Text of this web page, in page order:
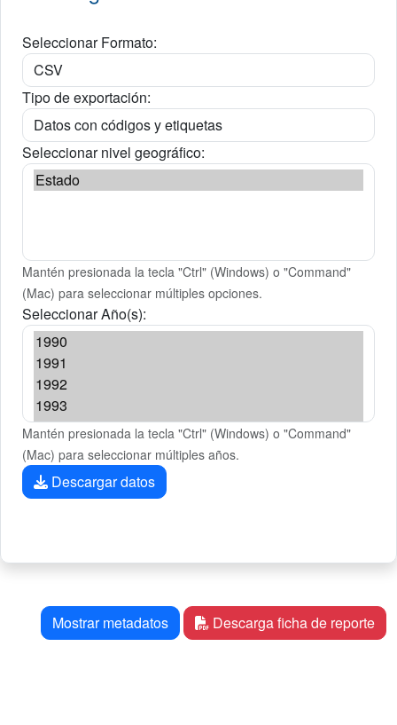
Seleccionar Formato:
Tipo de exportación:
Seleccionar nivel geográfico:
Mantén presionada la tecla "Ctrl" (Windows) o "Command"
(Mac) para seleccionar múltiples opciones.
Seleccionar Año(s):
Mantén presionada la tecla "Ctrl" (Windows) o "Command"
(Mac) para seleccionar múltiples años.
Descargar datos
Mostrar metadatos Descarga ficha de reporte